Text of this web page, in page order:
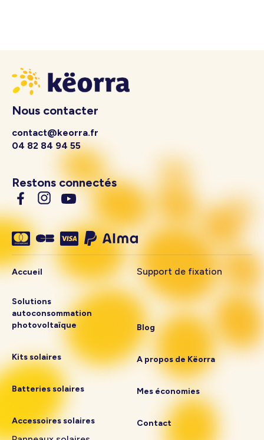
Nous contacter
contact@keorra.fr
04 82 84 94 55
Restons connectés
Accueil
Solutions
autoconsommation
photovoltaïque
Kits solaires
Batteries solaires
Accessoires solaires
Support de fixation
Blog
A propos de Këorra
Mes économies
Contact